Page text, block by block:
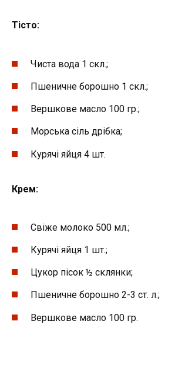
Тісто:
Чиста вода 1 скл.;
Пшеничне борошно 1 скл.;
Вершкове масло 100 гр.;
Морська сіль дрібка;
Курячі яйця 4 шт.
Крем:
Свіже молоко 500 мл.;
Курячі яйця 1 шт.;
Цукор пісок ½ склянки;
Пшеничне борошно 2-3 ст. л.;
Вершкове масло 100 гр.